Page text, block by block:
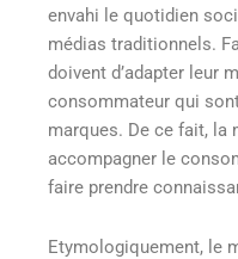
envahi le quotidien
médias traditionnels.
doivent d’adapter leur
consommateur qui
marques. De ce fait, la
accompagner le
faire prendre
Etymologiquement, le